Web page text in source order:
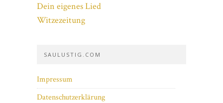
Dein eigenes Lied
Witzezeitung
SAULUSTIG.COM
Impressum
Datenschutzerklärung